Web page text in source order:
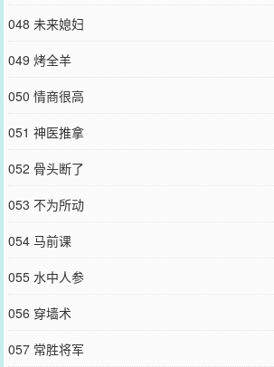
048 未来媳妇
049 烤全羊
050 情商很高
051 神医推拿
052 骨头断了
053 不为所动
054 马前课
055 水中人参
056 穿墙术
057 常胜将军